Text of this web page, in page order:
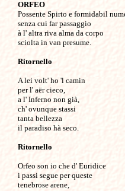
ORFEO
Possente Spirto e formidabil
senza cui far passaggio
à l' altra riva alma da corpo
sciolta in van presume.
Ritornello
A lei volt' ho 'l camin
per l' aër cieco,
a l' Inferno non già,
ch' ovunque stassi
tanta bellezza
il paradiso hà seco.
Ritornello
Orfeo son io che d' Euridice
i passi segue per queste
tenebrose arene,